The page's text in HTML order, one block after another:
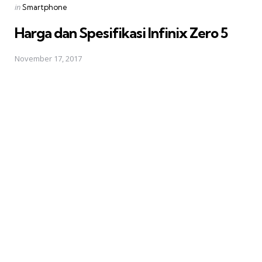
Posted
inSmartphone
Harga dan Spesifikasi Infinix Zero 5
November 17, 2017